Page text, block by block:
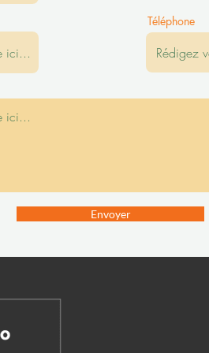
Téléphone
Envoyer